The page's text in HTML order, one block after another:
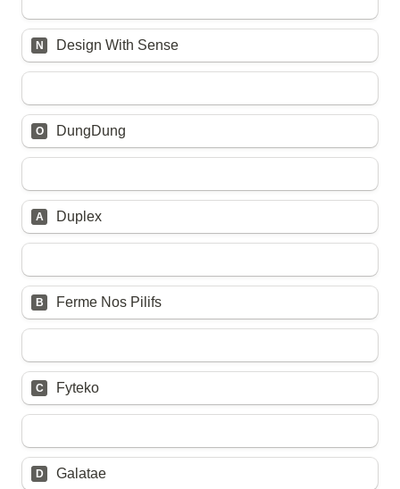
N Design With Sense
O DungDung
Untitled multiple choice field
A Duplex
Untitled multiple choice field
B Ferme Nos Pilifs
Untitled multiple choice field
C Fyteko
Untitled multiple choice field
D Galatae